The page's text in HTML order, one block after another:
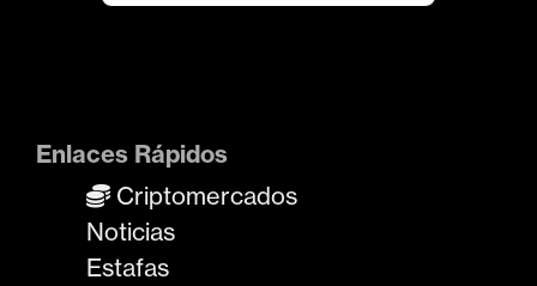
Enlaces Rápidos
Criptomercados
Noticias
Estafas